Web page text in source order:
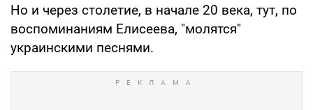
Но и через столетие, в начале 20 века, тут, по
воспоминаниям Елисеева, "молятся"
украинскими песнями.